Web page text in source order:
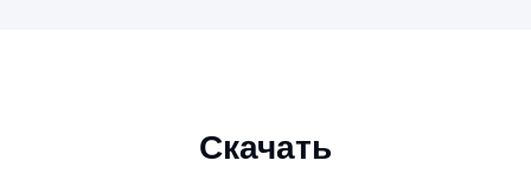
Скачать